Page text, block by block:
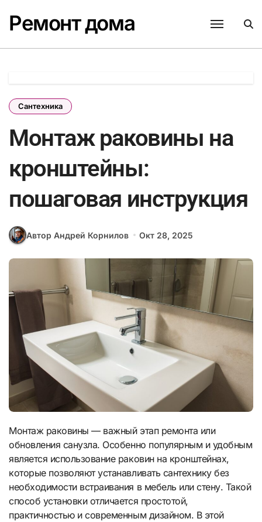
содержанию
Ремонт дома
Сантехника
Монтаж раковины на
кронштейны:
пошаговая инструкция
Автор Андрей Корнилов Окт 28, 2025
Монтаж раковины — важный этап ремонта или
обновления санузла. Особенно популярным и удобным
является использование раковин на кронштейнах,
которые позволяют устанавливать сантехнику без
необходимости встраивания в мебель или стену. Такой
способ установки отличается простотой,
практичностью и современным дизайном. В этой